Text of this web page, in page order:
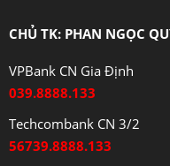
CHỦ TK: PHAN NGỌC
VPBank CN Gia Định
039.8888.133
Techcombank CN 3/2
56739.8888.133